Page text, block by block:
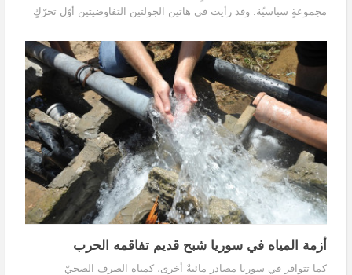
مجموعةٍ سياسيّة. وقد رأيت في هاتين الجولتين التفاوضيتين أوّل تحرّكٍ
واحتلال داعش والنصرة لجزءٍ من الأرض السوريّة
أزمة المياه في سوريا شبح قديم تفاقمه الحرب
كما تتوافر في سوريا مصادر مائيةٌ أخرى، كمياه الصرف الصحيّ